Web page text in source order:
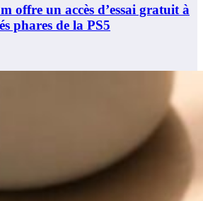
offre un accès d’essai gratuit à
phares de la PS5